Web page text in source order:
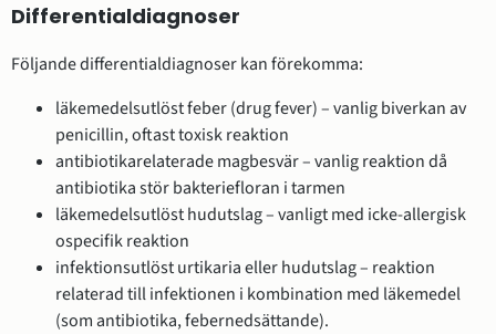
Differentialdiagnoser
Följande differentialdiagnoser kan förekomma:
läkemedelsutlöst feber (drug fever) – vanlig biverkan av
penicillin, oftast toxisk reaktion
antibiotikarelaterade magbesvär – vanlig reaktion då
antibiotika stör bakteriefloran i tarmen
läkemedelsutlöst hudutslag – vanligt med icke-allergisk
ospecifik reaktion
infektionsutlöst urtikaria eller hudutslag – reaktion
relaterad till infektionen i kombination med läkemedel
(som antibiotika, febernedsättande).